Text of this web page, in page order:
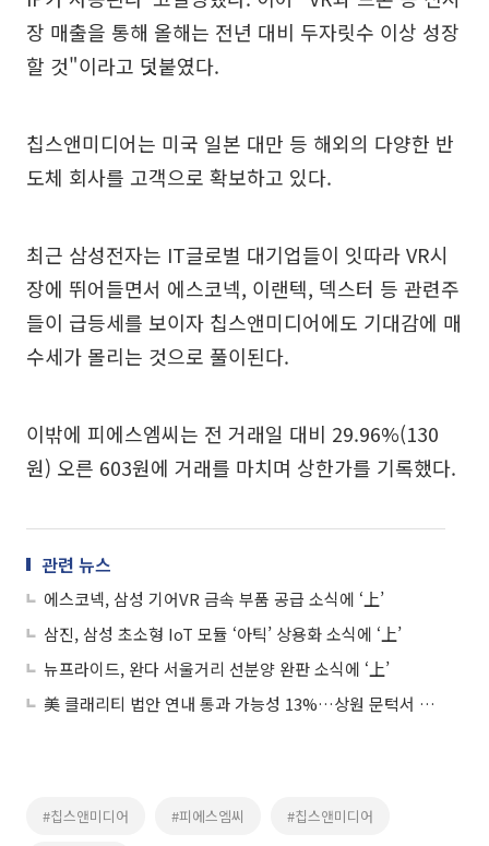
장 매출을 통해 올해는 전년 대비 두자릿수 이상 성장
할 것"이라고 덧붙였다.
칩스앤미디어는 미국 일본 대만 등 해외의 다양한 반
도체 회사를 고객으로 확보하고 있다.
최근 삼성전자는 IT글로벌 대기업들이 잇따라 VR시
장에 뛰어들면서 에스코넥, 이랜텍, 덱스터 등 관련주
들이 급등세를 보이자 칩스앤미디어에도 기대감에 매
수세가 몰리는 것으로 풀이된다.
이밖에 피에스엠씨는 전 거래일 대비 29.96%(130
원) 오른 603원에 거래를 마치며 상한가를 기록했다.
관련 뉴스
에스코넥, 삼성 기어VR 금속 부품 공급 소식에 ‘上’
삼진, 삼성 초소형 IoT 모듈 ‘아틱’ 상용화 소식에 ‘上’
뉴프라이드, 완다 서울거리 선분양 완판 소식에 ‘上’
美 클래리티 법안 연내 통과 가능성 13%…상원 문턱서 제동
#칩스앤미디어 #피에스엠씨 #칩스앤미디어